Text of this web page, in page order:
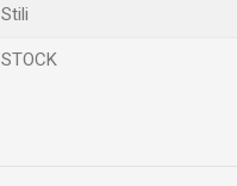
Stili
STOCK